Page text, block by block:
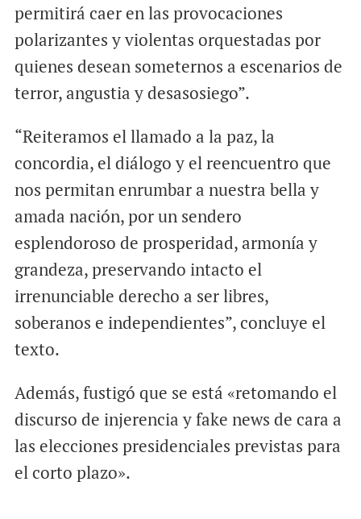
permitirá caer en las provocaciones
polarizantes y violentas orquestadas por
quienes desean someternos a escenarios de
terror, angustia y desasosiego”.
“Reiteramos el llamado a la paz, la
concordia, el diálogo y el reencuentro que
nos permitan enrumbar a nuestra bella y
amada nación, por un sendero
esplendoroso de prosperidad, armonía y
grandeza, preservando intacto el
irrenunciable derecho a ser libres,
soberanos e independientes”, concluye el
texto.
Además, fustigó que se está «retomando el
discurso de injerencia y fake news de cara a
las elecciones presidenciales previstas para
el corto plazo».